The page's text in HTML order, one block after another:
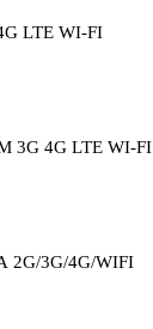
LTE WI-FI
4G LTE WI-FI
3G/4G/WIFI